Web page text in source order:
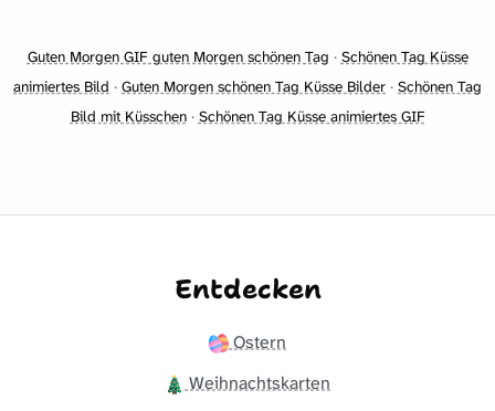
Guten Morgen GIF guten Morgen schönen Tag · Schönen Tag Küsse
animiertes Bild · Guten Morgen schönen Tag Küsse Bilder · Schönen Tag
Bild mit Küsschen· Schönen Tag Küsse animiertes GIF
Entdecken
Ostern
Weihnachtskarten